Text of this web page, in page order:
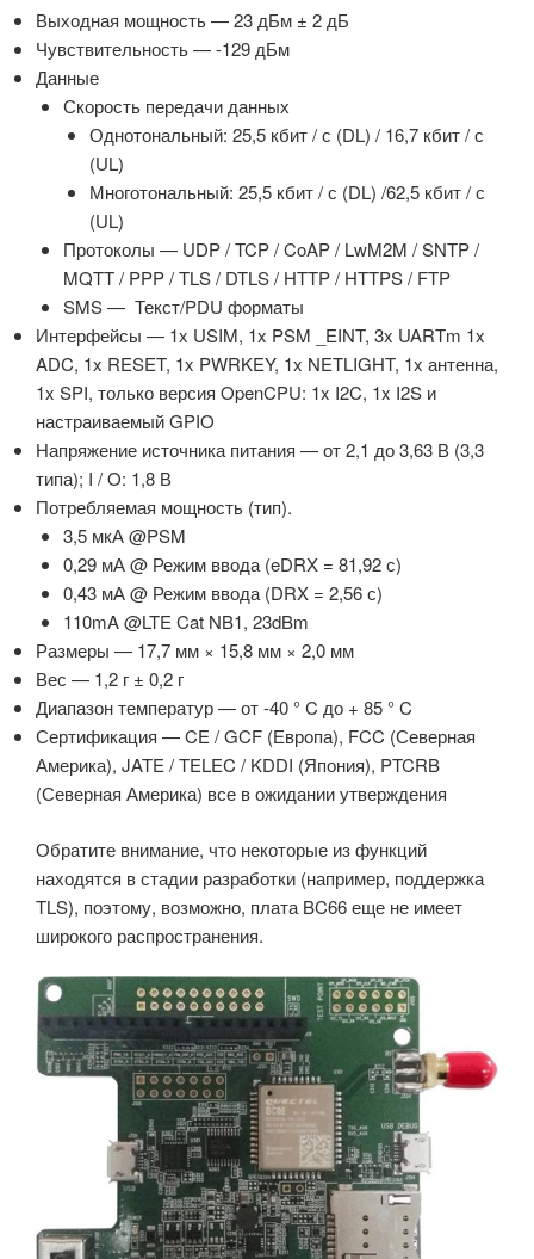
Выходная мощность — 23 дБм ± 2 дБ
Чувствительность — -129 дБм
Данные
Скорость передачи данных
Однотональный: 25,5 кбит / с (DL) / 16,7 кбит / с
(UL)
Многотональный: 25,5 кбит / с (DL) /62,5 кбит / с
(UL)
Протоколы — UDP / TCP / CoAP / LwM2M / SNTP /
MQTT / PPP / TLS / DTLS / HTTP / HTTPS / FTP
SMS — Текст/PDU форматы
Интерфейсы — 1x USIM, 1x PSM _EINT, 3x UARTm 1x
ADC, 1x RESET, 1x PWRKEY, 1x NETLIGHT, 1x антенна,
1x SPI, только версия OpenCPU: 1x I2C, 1x I2S и
настраиваемый GPIO
Напряжение источника питания — от 2,1 до 3,63 В (3,3
типа); I / O: 1,8 В
Потребляемая мощность (тип).
3,5 мкА @PSM
0,29 мА @ Режим ввода (eDRX = 81,92 с)
0,43 мА @ Режим ввода (DRX = 2,56 с)
110mA @LTE Cat NB1, 23dBm
Размеры — 17,7 мм × 15,8 мм × 2,0 мм
Вес — 1,2 г ± 0,2 г
Диапазон температур — от -40 ° C до + 85 ° C
Сертификация — CE / GCF (Европа), FCC (Северная
Америка), JATE / TELEC / KDDI (Япония), PTCRB
(Северная Америка) все в ожидании утверждения
Обратите внимание, что некоторые из функций
находятся в стадии разработки (например, поддержка
TLS), поэтому, возможно, плата BC66 еще не имеет
широкого распространения.